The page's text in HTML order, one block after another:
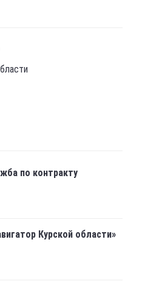
по контракту
Курской области»